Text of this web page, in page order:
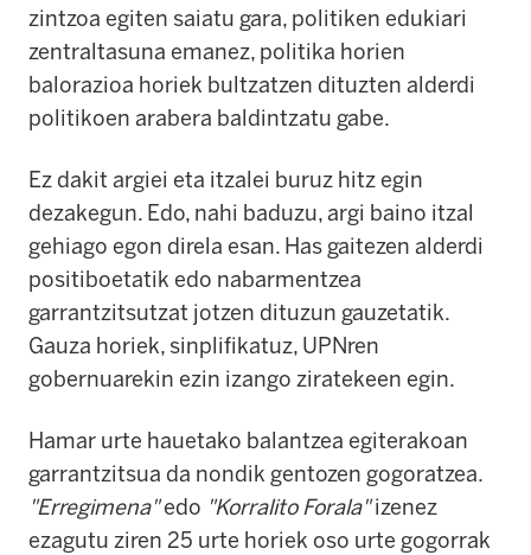
zintzoa egiten saiatu gara, politiken edukiari
zentraltasuna emanez, politika horien
balorazioa horiek bultzatzen dituzten alderdi
politikoen arabera baldintzatu gabe.
Ez dakit argiei eta itzalei buruz hitz egin
dezakegun. Edo, nahi baduzu, argi baino itzal
gehiago egon direla esan. Has gaitezen alderdi
positiboetatik edo nabarmentzea
garrantzitsutzat jotzen dituzun gauzetatik.
Gauza horiek, sinplifikatuz, UPNren
gobernuarekin ezin izango ziratekeen egin.
Hamar urte hauetako balantzea egiterakoan
garrantzitsua da nondik gentozen gogoratzea.
"Erregimena"edo "Korralito Forala"izenez
ezagutu ziren 25 urte horiek oso urte gogorrak